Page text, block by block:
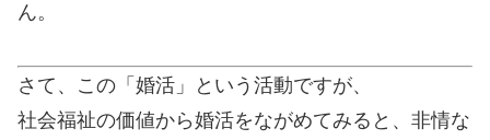
ん。
さて、この「婚活」という活動ですが、
社会福祉の価値から婚活をながめてみると、非情な